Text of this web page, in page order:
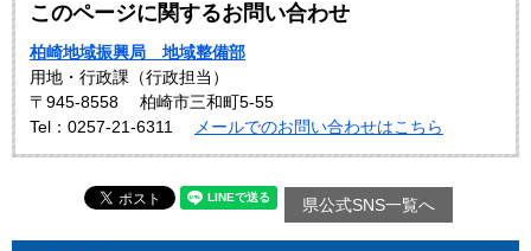
このページに関するお問い合わせ
柏崎地域振興局 地域整備部
用地・行政課（行政担当）
〒945-8558
柏崎市三和町5-55
Tel：0257-21-6311
メールでのお問い合わせはこちら
県公式SNS一覧へ